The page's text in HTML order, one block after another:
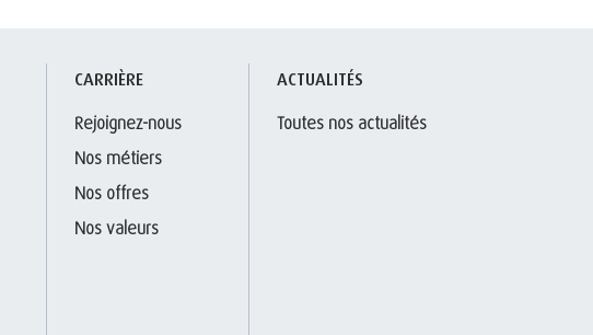
CARRIÈRE
Rejoignez-nous
Nos métiers
Nos offres
Nos valeurs
ACTUALITÉS
Toutes nos actualités